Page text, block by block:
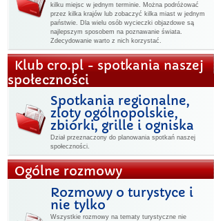
kilku miejsc w jednym terminie. Można podróżować
przez kilka krajów lub zobaczyć kilka miast w jednym
państwie. Dla wielu osób wycieczki objazdowe są
najlepszym sposobem na poznawanie świata.
Zdecydowanie warto z nich korzystać.
Klub cro.pl - spotkania naszej
społeczności
Spotkania regionalne,
zloty ogólnopolskie,
zbiórki, grille i ogniska
Dział przeznaczony do planowania spotkań naszej
społeczności.
Ogólne rozmowy
Rozmowy o turystyce i
nie tylko
Wszystkie rozmowy na tematy turystyczne nie